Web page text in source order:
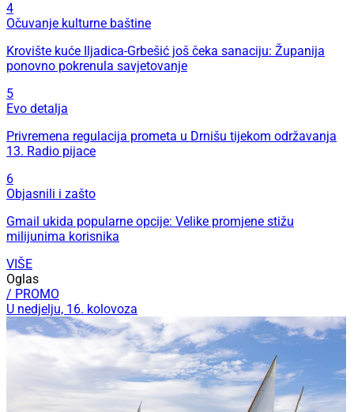
4
Očuvanje kulturne baštine
Krovište kuće Iljadica-Grbešić još čeka sanaciju: Županija
ponovno pokrenula savjetovanje
5
Evo detalja
Privremena regulacija prometa u Drnišu tijekom održavanja
13. Radio pijace
6
Objasnili i zašto
Gmail ukida popularne opcije: Velike promjene stižu
milijunima korisnika
VIŠE
Oglas
/ PROMO
U nedjelju, 16. kolovoza